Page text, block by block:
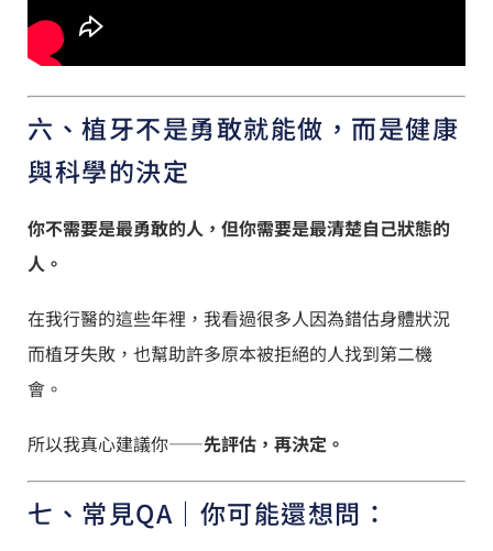
六、植牙不是勇敢就能做，而是健康
與科學的決定
你不需要是最勇敢的人，但你需要是最清楚自己狀態的
人。
在我行醫的這些年裡，我看過很多人因為錯估身體狀況
而植牙失敗，也幫助許多原本被拒絕的人找到第二機
會。
所以我真心建議你——先評估，再決定。
七、常見QA｜你可能還想問：